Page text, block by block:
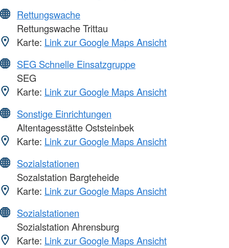
Rettungswache
Rettungswache Trittau
Karte: Link zur Google Maps Ansicht
SEG Schnelle Einsatzgruppe
SEG
Karte: Link zur Google Maps Ansicht
Sonstige Einrichtungen
Altentagesstätte Oststeinbek
Karte: Link zur Google Maps Ansicht
Sozialstationen
Sozalstation Bargteheide
Karte: Link zur Google Maps Ansicht
Sozialstationen
Sozialstation Ahrensburg
Karte: Link zur Google Maps Ansicht